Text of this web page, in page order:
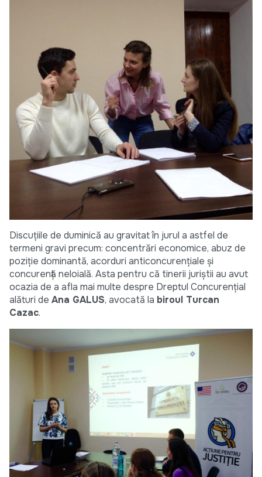
Discuțiile de duminică au gravitat în jurul a astfel de
termeni gravi precum: concentrări economice, abuz de
poziție dominantă, acorduri anticoncurențiale și
concurență neloială. Asta pentru că tinerii juriștii au avut
ocazia de a afla mai multe despre Dreptul Concurențial
alături de Ana GALUS, avocată la biroul Turcan
Cazac.